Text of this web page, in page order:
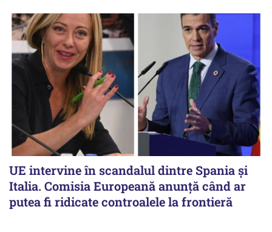
UE intervine în scandalul dintre Spania și
Italia. Comisia Europeană anunță când ar
putea fi ridicate controalele la frontieră